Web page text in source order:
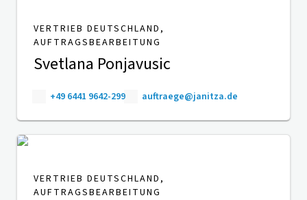
VERTRIEB DEUTSCHLAND,
AUFTRAGSBEARBEITUNG
Svetlana Ponjavusic
+49 6441 9642-299 auftraege@janitza.de
VERTRIEB DEUTSCHLAND,
AUFTRAGSBEARBEITUNG